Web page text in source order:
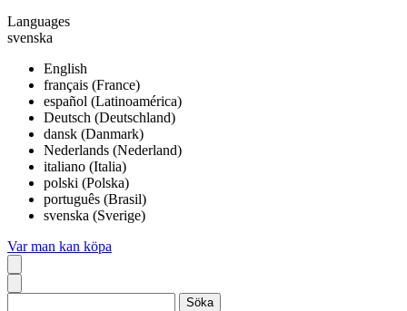
Languages
svenska
English
français (France)
español (Latinoamérica)
Deutsch (Deutschland)
dansk (Danmark)
Nederlands (Nederland)
italiano (Italia)
polski (Polska)
português (Brasil)
svenska (Sverige)
Var man kan köpa